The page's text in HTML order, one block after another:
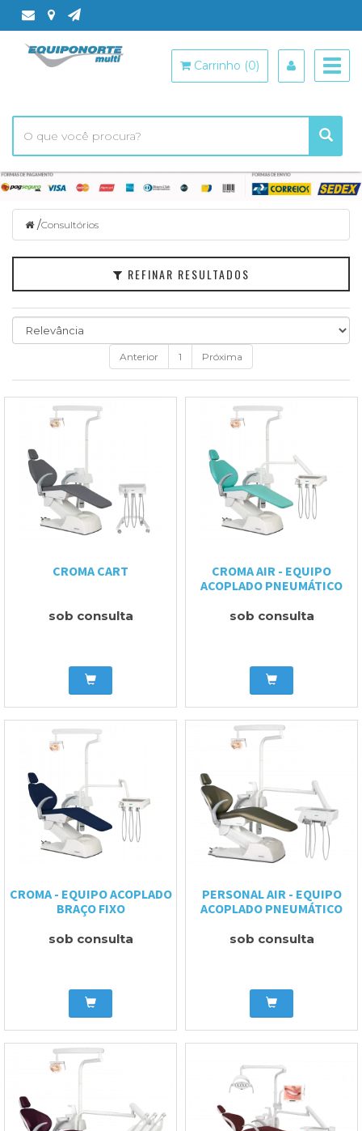
Carrinho (0)
/Consultórios
REFINAR RESULTADOS
Filtrar
Faixa
de
Preço
Anterior 1 Próxima
CROMA CART
sob consulta
CROMA AIR - EQUIPO
ACOPLADO PNEUMÁTICO
sob consulta
CROMA - EQUIPO ACOPLADO
BRAÇO FIXO
sob consulta
PERSONAL AIR - EQUIPO
ACOPLADO PNEUMÁTICO
sob consulta